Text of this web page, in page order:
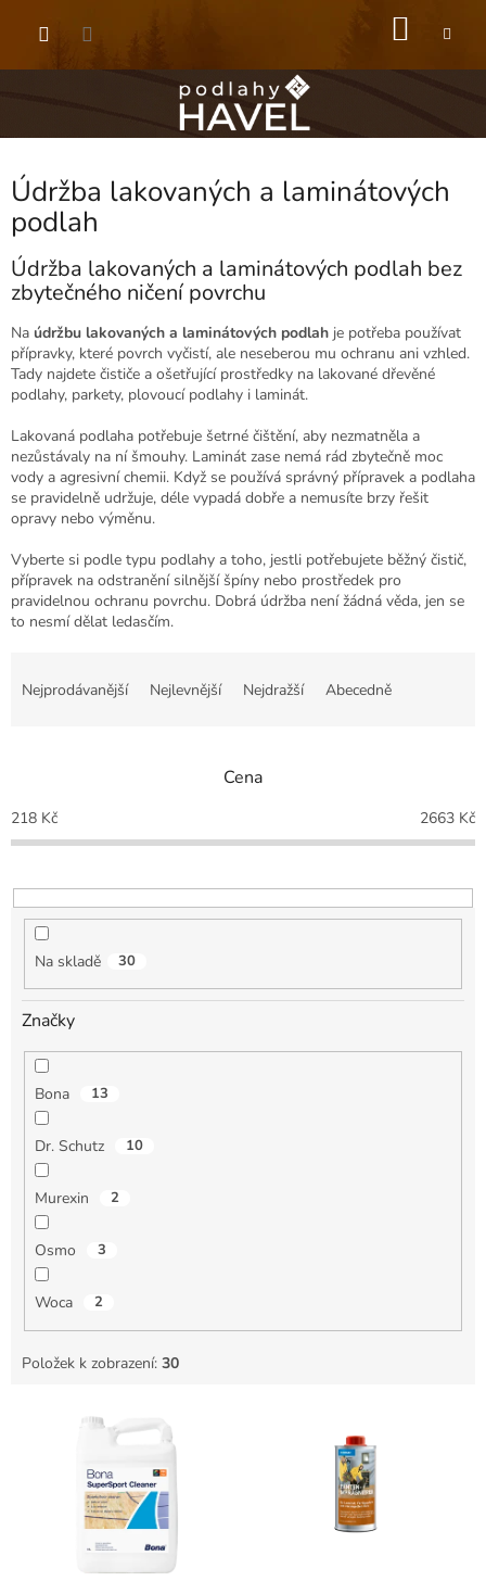
Údržba lakovaných a laminátových
podlah
Údržba lakovaných a laminátových podlah bez
zbytečného ničení povrchu
Na údržbu lakovaných a laminátových podlah je potřeba používat
přípravky, které povrch vyčistí, ale neseberou mu ochranu ani vzhled.
Tady najdete čističe a ošetřující prostředky na lakované dřevěné
podlahy, parkety, plovoucí podlahy i laminát.
Lakovaná podlaha potřebuje šetrné čištění, aby nezmatněla a
nezůstávaly na ní šmouhy. Laminát zase nemá rád zbytečně moc
vody a agresivní chemii. Když se používá správný přípravek a podlaha
se pravidelně udržuje, déle vypadá dobře a nemusíte brzy řešit
opravy nebo výměnu.
Vyberte si podle typu podlahy a toho, jestli potřebujete běžný čistič,
přípravek na odstranění silnější špíny nebo prostředek pro
pravidelnou ochranu povrchu. Dobrá údržba není žádná věda, jen se
to nesmí dělat ledasčím.
p
r
o
u
Nejprodávanější Nejlevnější Nejdražší Abecedně
Cena
218 Kč 2663 Kč
Na skladě 30
Značky
Bona 13
Dr. Schutz 10
Murexin 2
Osmo 3
Woca 2
Položek k zobrazení: 30